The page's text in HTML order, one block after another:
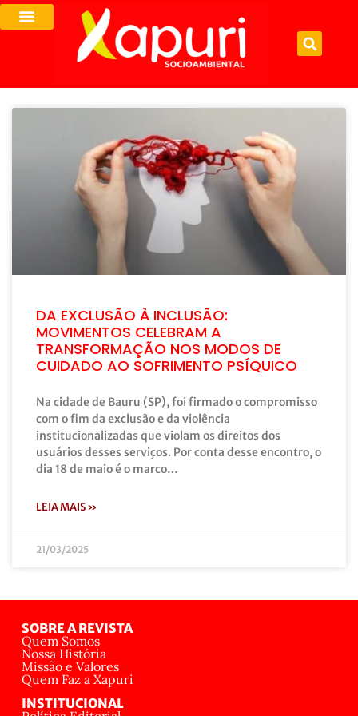
DA EXCLUSÃO À INCLUSÃO:
MOVIMENTOS CELEBRAM A
TRANSFORMAÇÃO NOS MODOS DE
CUIDADO AO SOFRIMENTO PSÍQUICO
Na cidade de Bauru (SP), foi firmado o compromisso
com o fim da exclusão e da violência
institucionalizadas que violam os direitos dos
usuários desses serviços. Por conta desse encontro, o
dia 18 de maio é o marco…
LEIA MAIS »
21/03/2025
SOBRE A REVISTA
Quem Somos
Nossa História
Missão e Valores
Quem Faz a Xapuri
INSTITUCIONAL